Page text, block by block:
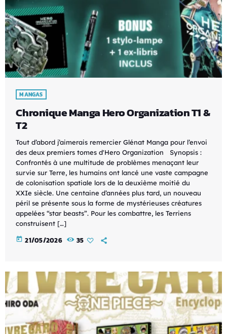
MANGAS
Chronique Manga Hero Organization T1 &
T2
Tout d’abord j’aimerais remercier Glénat Manga pour l’envoi
des deux premiers tomes d'Hero Organization Synopsis :
Confrontés à une multitude de problèmes menaçant leur
survie sur Terre, les humains ont lancé une vaste campagne
de colonisation spatiale lors de la deuxième moitié du
XXIe siècle. Une centaine d’années plus tard, un nouveau
péril se présente sous la forme de mystérieuses créatures
appelées “star beasts”. Pour les combattre, les Terriens
construisent […]
today 21/05/2026 35